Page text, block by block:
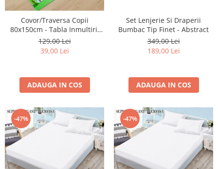
Cearceaf cu elastic 4 piese
Cearceaf normal 6 piese
Lenjerii Catifea
Cearceaf cu elastic
Bumbac Neted Nesatinat
Bumbac 100%
Lenjerii Satin Premium
Lenjerii Jacquard
Lenjerii Matase
Huse De Pat Tricotate 160x200cm
Huse De Pat Tricotate 180x200cm
Huse Impermeabile
Huse Impermeabile 160x200cm
Covor/Traversa Copii
80x150cm - Tabla Inmultirii
Colorata
129,00 Lei
39,00 Lei
ADAUGA IN COS
Set Lenjerie Si Draperii
Bumbac Tip Finet - Abstract
349,00 Lei
189,00 Lei
ADAUGA IN COS
-47% -47%